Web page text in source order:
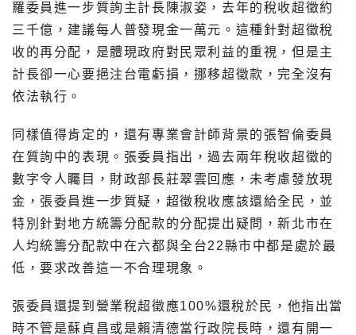
羅委員進一步質詢主計長陳淑姿，去年的稅收超徵約
三千億，建議每人普發現金一萬元。這種針對超徵稅
收的再分配，是體現政府對民眾利益的重視，但是主
計長卻一心要挹注台電虧損，挪移超徵款，完全沒有
依法執行。
同樣值得肯定的，還有專業會計師背景的張智倫委員
在質詢中的表現。張委員指出，過去兩年稅收超徵的
數字令人矚目，財政部長莊翠雲回應，未考慮發放現
金，張委員進一步質疑，超徵稅收應該還給全民，並
特別針對地方統籌分配款的分配提出疑問，新北市在
人均統籌分配款中在六都與全台22縣市中都是處於最
低，要求改善這一不合理現象。
張委員還提到營業稅超徵應100%還稅於民，他指出當
時不管是蘇貞昌或是賴清德當行政院長時，還有開一